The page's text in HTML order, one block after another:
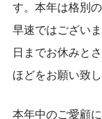
す。本年は格別
早速ではござい
日までお休みと
ほどをお願い致し
本年中のご愛顧